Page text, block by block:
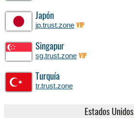
Japón
jp.trust.zone VIP
Singapur
sg.trust.zone VIP
Turquía
tr.trust.zone
Estados Unidos